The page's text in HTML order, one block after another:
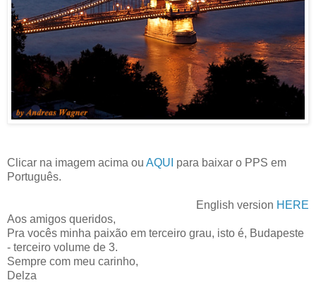
Clicar na imagem acima ou AQUI para baixar o PPS em
Português.
English version HERE
Aos amigos queridos,
Pra vocês minha paixão em terceiro grau, isto é, Budapeste
- terceiro volume de 3.
Sempre com meu carinho,
Delza